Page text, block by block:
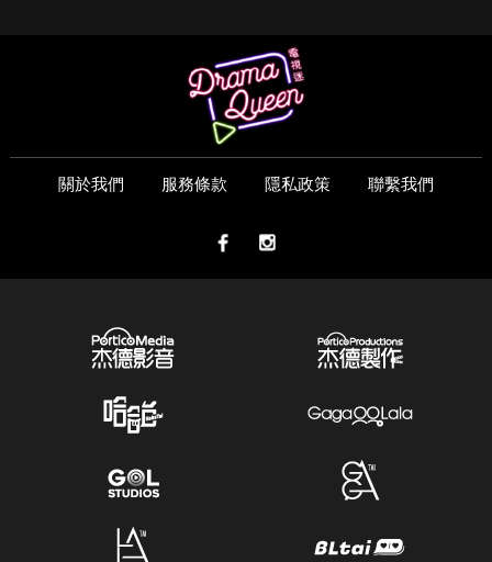
關於我們 服務條款 隱私政策 聯繫我們